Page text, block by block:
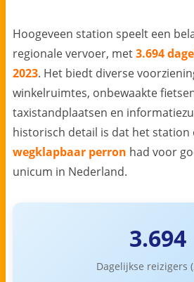
Hoogeveen station speelt een
regionale vervoer, met3.694
2023. Het biedt diverse
winkelruimtes, onbewaakte
taxistandplaatsen en
historisch detail is dat het station
wegklapbaar perron had voor
unicum in Nederland.
3.694
Dagelijkse reizigers